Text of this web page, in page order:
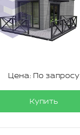
Цена: По запросу
Купить